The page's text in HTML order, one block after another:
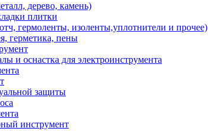
дерево, камень)
плитки
гермоленты, изоленты,уплотнители и прочее)
герметика, пены
и оснастка для электроинструмента
защиты
инструмент